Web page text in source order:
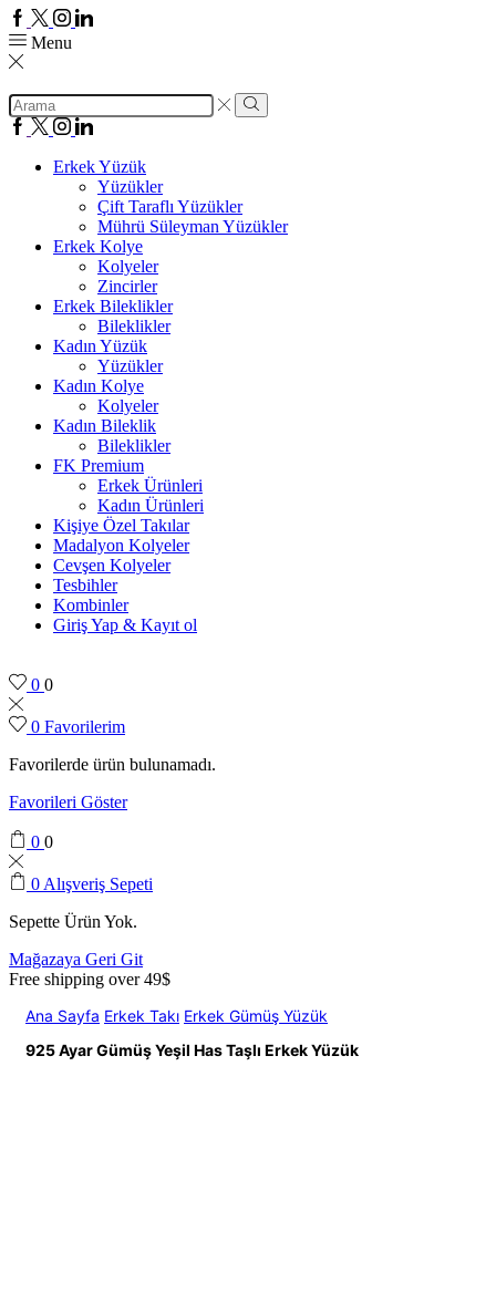
Facebook
Twitter
Instagram
Linkedin
Menu
Search
input
Search
Facebook
Twitter
Instagram
Linkedin
Erkek Yüzük
Yüzükler
Çift Taraflı Yüzükler
Mührü Süleyman Yüzükler
Erkek Kolye
Kolyeler
Zincirler
Erkek Bileklikler
Bileklikler
Kadın Yüzük
Yüzükler
Kadın Kolye
Kolyeler
Kadın Bileklik
Bileklikler
FK Premium
Erkek Ürünleri
Kadın Ürünleri
Kişiye Özel Takılar
Madalyon Kolyeler
Cevşen Kolyeler
Tesbihler
Kombinler
Giriş Yap & Kayıt ol
0 0
0 Favorilerim
Favorilerde ürün bulunamadı.
Favorileri Göster
0 0
0 Alışveriş Sepeti
Sepette Ürün Yok.
Mağazaya Geri Git
Free shipping over 49$
Ana Sayfa Erkek Takı Erkek Gümüş Yüzük
925 Ayar Gümüş Yeşil Has Taşlı Erkek Yüzük